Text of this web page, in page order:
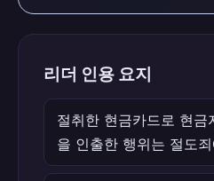
리더 인용 요지
절취한 현금카드로 현금
을 인출한 행위는 절도